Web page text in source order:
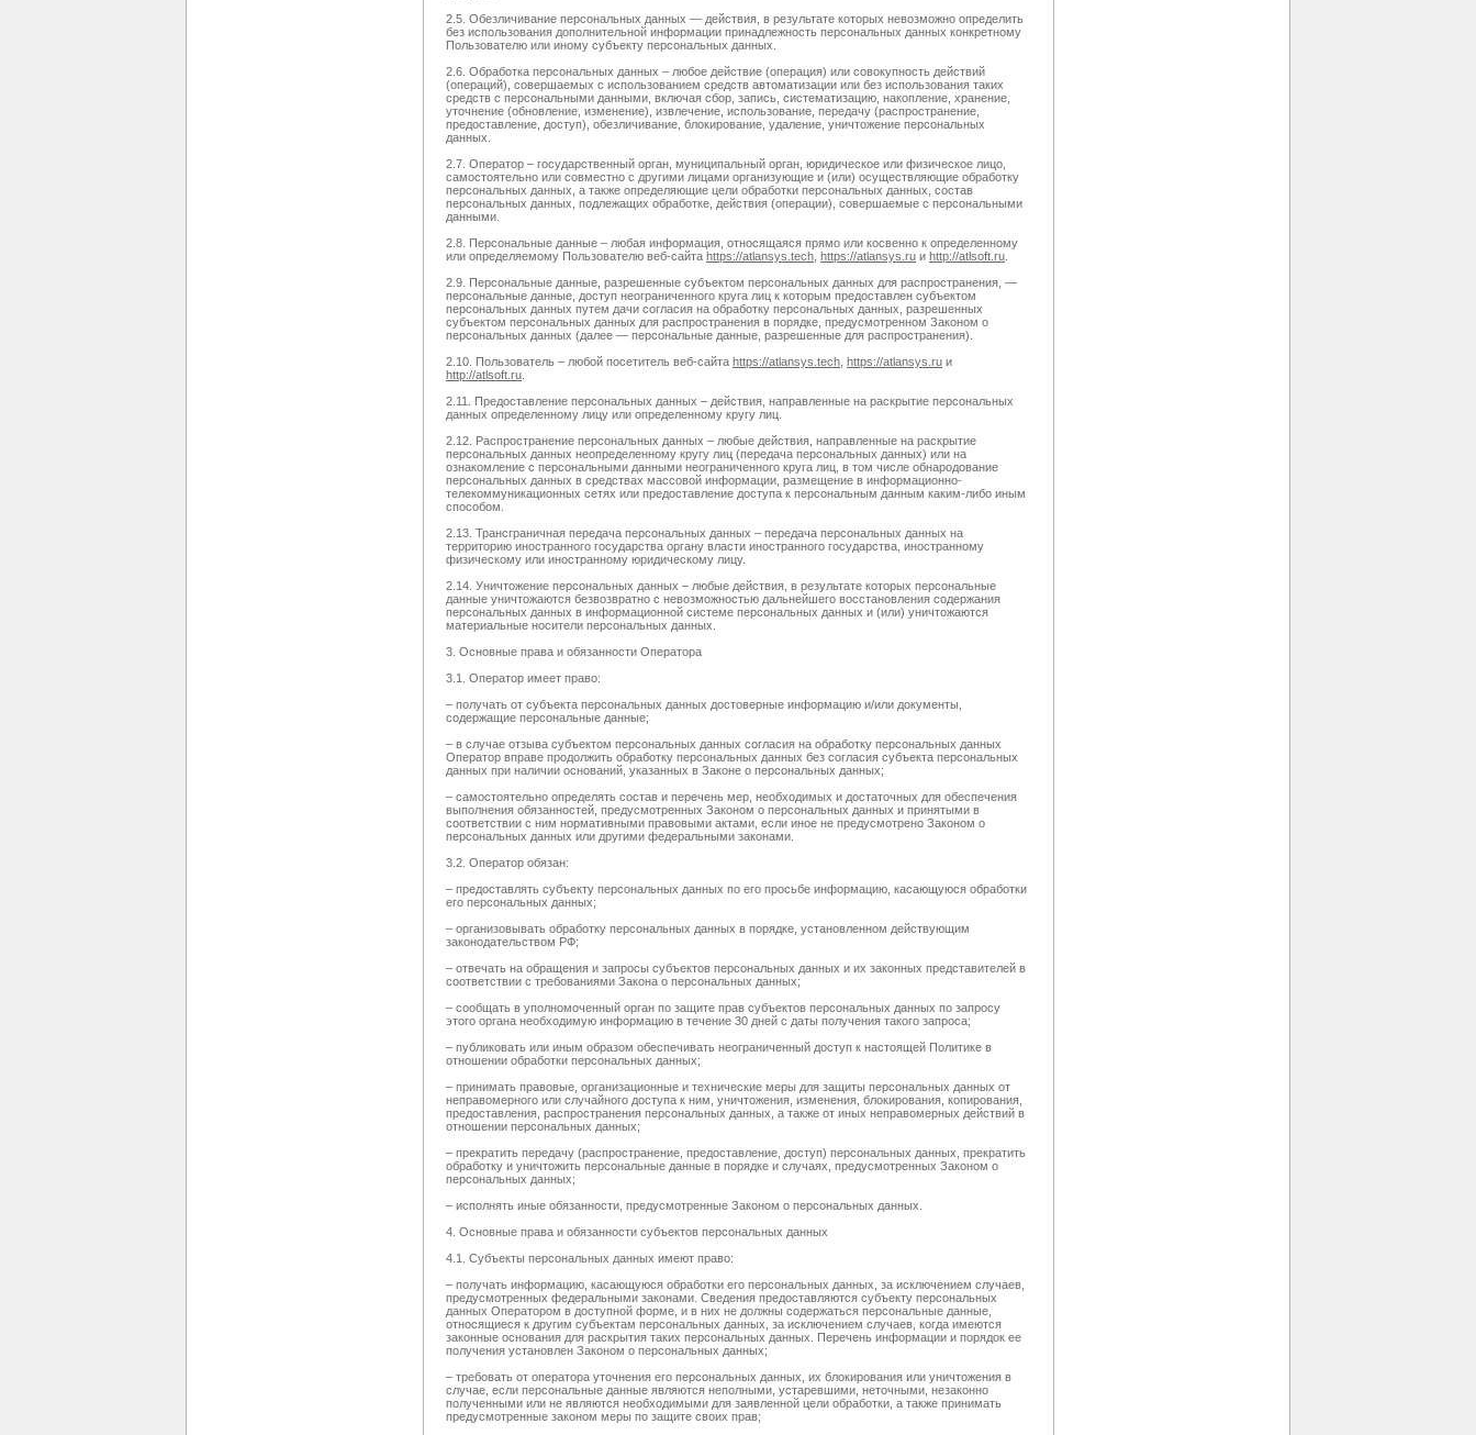
2.5. Обезличивание персональных данных — действия, в результате которых невозможно определить
без использования дополнительной информации принадлежность персональных данных конкретному
Пользователю или иному субъекту персональных данных.
2.6. Обработка персональных данных – любое действие (операция) или совокупность действий
(операций), совершаемых с использованием средств автоматизации или без использования таких
средств с персональными данными, включая сбор, запись, систематизацию, накопление, хранение,
уточнение (обновление, изменение), извлечение, использование, передачу (распространение,
предоставление, доступ), обезличивание, блокирование, удаление, уничтожение персональных
данных.
2.7. Оператор – государственный орган, муниципальный орган, юридическое или физическое лицо,
самостоятельно или совместно с другими лицами организующие и (или) осуществляющие обработку
персональных данных, а также определяющие цели обработки персональных данных, состав
персональных данных, подлежащих обработке, действия (операции), совершаемые с персональными
данными.
2.8. Персональные данные – любая информация, относящаяся прямо или косвенно к определенному
или определяемому Пользователю веб-сайта https://atlansys.tech https://atlansys.ru и http://atlsoft.ru
2.9. Персональные данные, разрешенные субъектом персональных данных для распространения, —
персональные данные, доступ неограниченного круга лиц к которым предоставлен субъектом
персональных данных путем дачи согласия на обработку персональных данных, разрешенных
субъектом персональных данных для распространения в порядке, предусмотренном Законом о
персональных данных (далее — персональные данные, разрешенные для распространения).
2.10. Пользователь – любой посетитель веб-сайта https://atlansys.tech https://atlansys.ru и
http://atlsoft.ru
2.11. Предоставление персональных данных – действия, направленные на раскрытие персональных
данных определенному лицу или определенному кругу лиц.
2.12. Распространение персональных данных – любые действия, направленные на раскрытие
персональных данных неопределенному кругу лиц (передача персональных данных) или на
ознакомление с персональными данными неограниченного круга лиц, в том числе обнародование
персональных данных в средствах массовой информации, размещение в информационно-
телекоммуникационных сетях или предоставление доступа к персональным данным каким-либо иным
способом.
2.13. Трансграничная передача персональных данных – передача персональных данных на
территорию иностранного государства органу власти иностранного государства, иностранному
физическому или иностранному юридическому лицу.
2.14. Уничтожение персональных данных – любые действия, в результате которых персональные
данные уничтожаются безвозвратно с невозможностью дальнейшего восстановления содержания
персональных данных в информационной системе персональных данных и (или) уничтожаются
материальные носители персональных данных.
3. Основные права и обязанности Оператора
3.1. Оператор имеет право:
– получать от субъекта персональных данных достоверные информацию и/или документы,
содержащие персональные данные;
– в случае отзыва субъектом персональных данных согласия на обработку персональных данных
Оператор вправе продолжить обработку персональных данных без согласия субъекта персональных
данных при наличии оснований, указанных в Законе о персональных данных;
– самостоятельно определять состав и перечень мер, необходимых и достаточных для обеспечения
выполнения обязанностей, предусмотренных Законом о персональных данных и принятыми в
соответствии с ним нормативными правовыми актами, если иное не предусмотрено Законом о
персональных данных или другими федеральными законами.
3.2. Оператор обязан:
– предоставлять субъекту персональных данных по его просьбе информацию, касающуюся обработки
его персональных данных;
– организовывать обработку персональных данных в порядке, установленном действующим
законодательством РФ;
– отвечать на обращения и запросы субъектов персональных данных и их законных представителей в
соответствии с требованиями Закона о персональных данных;
– сообщать в уполномоченный орган по защите прав субъектов персональных данных по запросу
этого органа необходимую информацию в течение 30 дней с даты получения такого запроса;
– публиковать или иным образом обеспечивать неограниченный доступ к настоящей Политике в
отношении обработки персональных данных;
– принимать правовые, организационные и технические меры для защиты персональных данных от
неправомерного или случайного доступа к ним, уничтожения, изменения, блокирования, копирования,
предоставления, распространения персональных данных, а также от иных неправомерных действий в
отношении персональных данных;
– прекратить передачу (распространение, предоставление, доступ) персональных данных, прекратить
обработку и уничтожить персональные данные в порядке и случаях, предусмотренных Законом о
персональных данных;
– исполнять иные обязанности, предусмотренные Законом о персональных данных.
4. Основные права и обязанности субъектов персональных данных
4.1. Субъекты персональных данных имеют право:
– получать информацию, касающуюся обработки его персональных данных, за исключением случаев,
предусмотренных федеральными законами. Сведения предоставляются субъекту персональных
данных Оператором в доступной форме, и в них не должны содержаться персональные данные,
относящиеся к другим субъектам персональных данных, за исключением случаев, когда имеются
законные основания для раскрытия таких персональных данных. Перечень информации и порядок ее
получения установлен Законом о персональных данных;
– требовать от оператора уточнения его персональных данных, их блокирования или уничтожения в
случае, если персональные данные являются неполными, устаревшими, неточными, незаконно
полученными или не являются необходимыми для заявленной цели обработки, а также принимать
предусмотренные законом меры по защите своих прав;